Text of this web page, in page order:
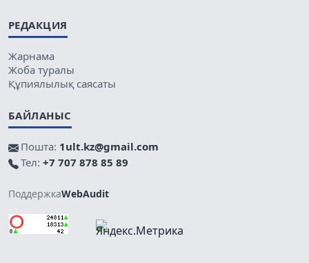
РЕДАКЦИЯ
Жарнама
Жоба туралы
Құпиялылық саясаты
БАЙЛАНЫС
Пошта: 1ult.kz@gmail.com
Тел: +7 707 878 85 89
ПоддержкаWebAudit